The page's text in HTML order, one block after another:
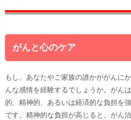
がんと心のケア
もし、あなたやご家族の誰かががんに
んな感情を経験するでしょうか。がん
的、精神的、あるいは経済的な負担を
です。精神的な負担が高じると、がん